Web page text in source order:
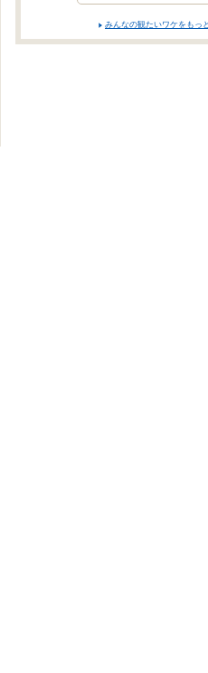
みんなの観たいワケをもっ